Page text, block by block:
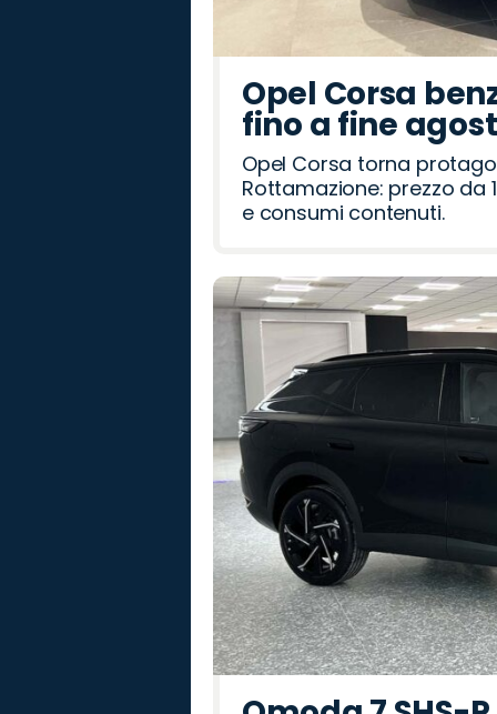
Opel Corsa
fino a fine
Opel Corsa torna
Rottamazione: prezzo da
e consumi contenuti.